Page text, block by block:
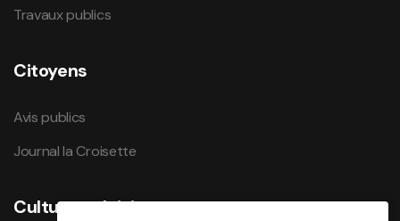
Travaux publics
Citoyens
Avis publics
Journal la Croisette
Culture et loisirs